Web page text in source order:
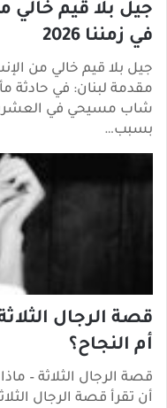
جيل بلا قيم خالي
في زمننا 2026
مقدمة لبنان: في حادثة
شاب مسيحي في
بسبب…
قصة الرجال
أم النجاح؟
قصة الرجال الثلاثة –
أن تقرأ قصة الرجال